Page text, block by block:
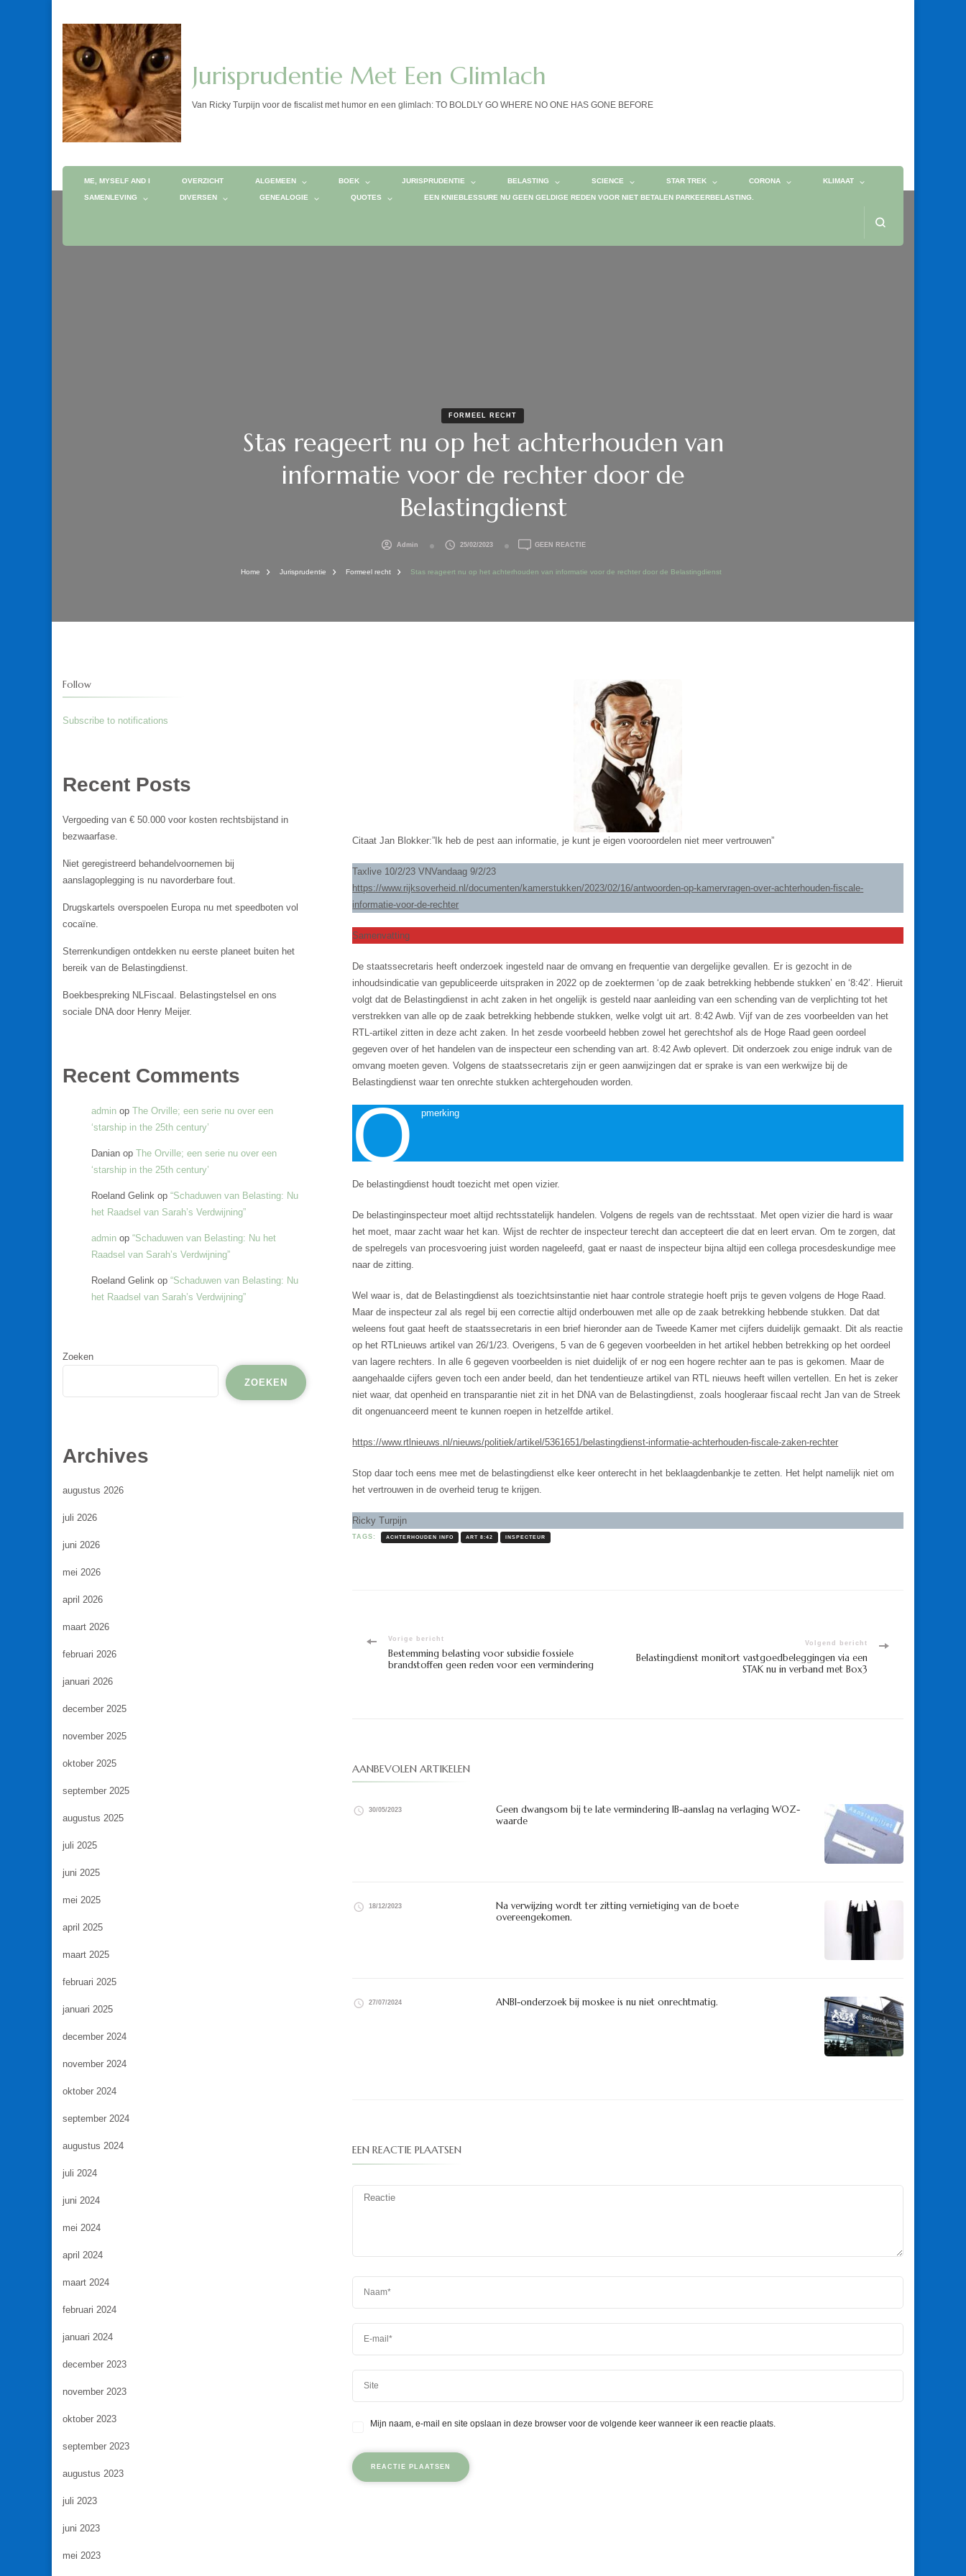
Jurisprudentie Met Een Glimlach
Van Ricky Turpijn voor de fiscalist met humor en een glimlach: TO BOLDLY GO WHERE NO ONE HAS GONE BEFORE
ME, MYSELF AND I OVERZICHT ALGEMEEN BOEK JURISPRUDENTIE BELASTING SCIENCE STAR TREK CORONA KLIMAAT
SAMENLEVING DIVERSEN GENEALOGIE QUOTES EEN KNIEBLESSURE NU GEEN GELDIGE REDEN VOOR NIET BETALEN PARKEERBELASTING.
FORMEEL RECHT
Stas reageert nu op het achterhouden van
informatie voor de rechter door de
Belastingdienst
Admin 25/02/2023 GEEN REACTIEOP
NU
BELASTINGDIENST
Home Jurisprudentie Formeel recht Stas reageert nu op het achterhouden van informatie voor de rechter door de Belastingdienst
Citaat Jan Blokker:”Ik heb de pest aan informatie, je kunt je eigen vooroordelen niet meer vertrouwen”
Taxlive 10/2/23 VNVandaag 9/2/23
https://www.rijksoverheid.nl/documenten/kamerstukken/2023/02/16/antwoorden-op-kamervragen-over-achterhouden-fiscale-
informatie-voor-de-rechter
Samenvatting
De staatssecretaris heeft onderzoek ingesteld naar de omvang en frequentie van dergelijke gevallen. Er is gezocht in de
inhoudsindicatie van gepubliceerde uitspraken in 2022 op de zoektermen ‘op de zaak betrekking hebbende stukken’ en ‘8:42’. Hieruit
volgt dat de Belastingdienst in acht zaken in het ongelijk is gesteld naar aanleiding van een schending van de verplichting tot het
verstrekken van alle op de zaak betrekking hebbende stukken, welke volgt uit art. 8:42 Awb. Vijf van de zes voorbeelden van het
RTL-artikel zitten in deze acht zaken. In het zesde voorbeeld hebben zowel het gerechtshof als de Hoge Raad geen oordeel
gegeven over of het handelen van de inspecteur een schending van art. 8:42 Awb oplevert. Dit onderzoek zou enige indruk van de
omvang moeten geven. Volgens de staatssecretaris zijn er geen aanwijzingen dat er sprake is van een werkwijze bij de
Belastingdienst waar ten onrechte stukken achtergehouden worden.
O pmerking
De belastingdienst houdt toezicht met open vizier.
De belastinginspecteur moet altijd rechtsstatelijk handelen. Volgens de regels van de rechtsstaat. Met open vizier die hard is waar
het moet, maar zacht waar het kan. Wijst de rechter de inspecteur terecht dan accepteert die dat en leert ervan. Om te zorgen, dat
de spelregels van procesvoering juist worden nageleefd, gaat er naast de inspecteur bijna altijd een collega procesdeskundige mee
naar de zitting.
Wel waar is, dat de Belastingdienst als toezichtsinstantie niet haar controle strategie hoeft prijs te geven volgens de Hoge Raad.
Maar de inspecteur zal als regel bij een correctie altijd onderbouwen met alle op de zaak betrekking hebbende stukken. Dat dat
weleens fout gaat heeft de staatssecretaris in een brief hieronder aan de Tweede Kamer met cijfers duidelijk gemaakt. Dit als reactie
op het RTLnieuws artikel van 26/1/23. Overigens, 5 van de 6 gegeven voorbeelden in het artikel hebben betrekking op het oordeel
van lagere rechters. In alle 6 gegeven voorbeelden is niet duidelijk of er nog een hogere rechter aan te pas is gekomen. Maar de
aangehaalde cijfers geven toch een ander beeld, dan het tendentieuze artikel van RTL nieuws heeft willen vertellen. En het is zeker
niet waar, dat openheid en transparantie niet zit in het DNA van de Belastingdienst, zoals hoogleraar fiscaal recht Jan van de Streek
dit ongenuanceerd meent te kunnen roepen in hetzelfde artikel.
https://www.rtlnieuws.nl/nieuws/politiek/artikel/5361651/belastingdienst-informatie-achterhouden-fiscale-zaken-rechter
Stop daar toch eens mee met de belastingdienst elke keer onterecht in het beklaagdenbankje te zetten. Het helpt namelijk niet om
het vertrouwen in de overheid terug te krijgen.
Ricky Turpijn
TAGS: ACHTERHOUDEN INFO ART 8:42 INSPECTEUR
Bericht
navigatie
Vorige bericht
Bestemming belasting voor subsidie fossiele
brandstoffen geen reden voor een vermindering
Volgend bericht
Belastingdienst monitort vastgoedbeleggingen via een
STAK nu in verband met Box3
AANBEVOLEN ARTIKELEN
30/05/2023
Geen dwangsom bij te late vermindering IB-aanslag na verlaging WOZ-
waarde
18/12/2023
Na verwijzing wordt ter zitting vernietiging van de boete
overeengekomen.
27/07/2024 ANBI-onderzoek bij moskee is nu niet onrechtmatig.
EEN REACTIE PLAATSEN
Mijn naam, e-mail en site opslaan in deze browser voor de volgende keer wanneer ik een reactie plaats.
Follow
Subscribe to notifications
Recent Posts
Vergoeding van € 50.000 voor kosten rechtsbijstand in
bezwaarfase.
Niet geregistreerd behandelvoornemen bij
aanslagoplegging is nu navorderbare fout.
Drugskartels overspoelen Europa nu met speedboten vol
cocaïne.
Sterrenkundigen ontdekken nu eerste planeet buiten het
bereik van de Belastingdienst.
Boekbespreking NLFiscaal. Belastingstelsel en ons
sociale DNA door Henry Meijer.
Recent Comments
admin op The Orville; een serie nu over een
‘starship in the 25th century’
Danian op The Orville; een serie nu over een
‘starship in the 25th century’
Roeland Gelink op “Schaduwen van Belasting: Nu
het Raadsel van Sarah’s Verdwijning”
admin op “Schaduwen van Belasting: Nu het
Raadsel van Sarah’s Verdwijning”
Roeland Gelink op “Schaduwen van Belasting: Nu
het Raadsel van Sarah’s Verdwijning”
Zoeken
ZOEKEN
Archives
augustus 2026
juli 2026
juni 2026
mei 2026
april 2026
maart 2026
februari 2026
januari 2026
december 2025
november 2025
oktober 2025
september 2025
augustus 2025
juli 2025
juni 2025
mei 2025
april 2025
maart 2025
februari 2025
januari 2025
december 2024
november 2024
oktober 2024
september 2024
augustus 2024
juli 2024
juni 2024
mei 2024
april 2024
maart 2024
februari 2024
januari 2024
december 2023
november 2023
oktober 2023
september 2023
augustus 2023
juli 2023
juni 2023
mei 2023